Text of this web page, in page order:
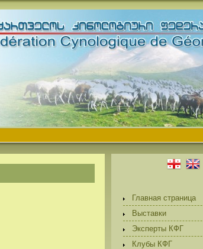
Главная страница
Выставки
Эксперты КФГ
Клубы КФГ